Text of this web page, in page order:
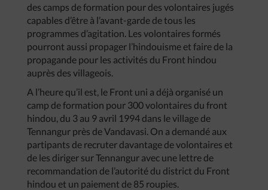
des camps de formation pour des volontaires jugés
capables d’être à l’avant-garde de tous les
programmes d’agitation. Les volontaires formés
pourront aussi propager l’hindouisme et faire de la
propagande pour les activités du Front hindou
auprès des villageois.
A l’heure qu’il est, le Front uni a déjà organisé un
camp de formation pour 300 volontaires du front
hindou, du 3 au 9 avril 1994 dans le village de
Tennangur près de Vandavasi. On a demandé aux
partipants de recruter davantage de volontaires et
de les diriger sur Tennangur avec une lettre de
recommandation de l’autorité du district du Front
hindou et un paiement de 85 roupies.